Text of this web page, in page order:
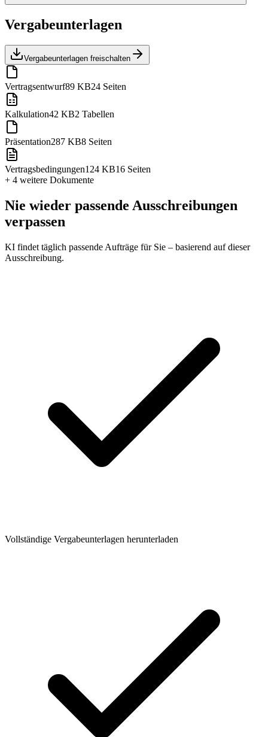
Vergabeunterlagen
Vergabeunterlagen freischalten
Vertragsentwurf89 KB24 Seiten
Kalkulation42 KB2 Tabellen
Präsentation287 KB8 Seiten
Vertragsbedingungen124 KB16 Seiten
+ 4 weitere Dokumente
Nie wieder passende Ausschreibungen
verpassen
KI findet täglich passende Aufträge für Sie – basierend auf dieser
Ausschreibung.
Vollständige Vergabeunterlagen herunterladen